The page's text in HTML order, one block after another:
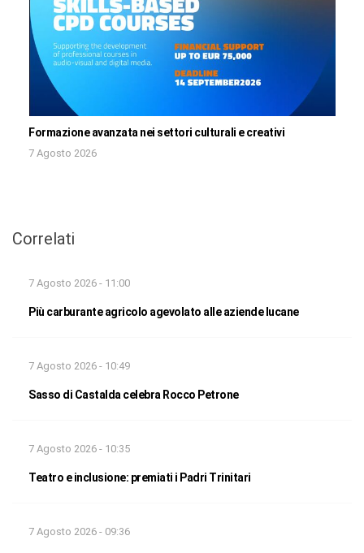
Formazione avanzata nei settori culturali e creativi
7 Agosto 2026
Correlati
7 Agosto 2026 - 11:00
Più carburante agricolo agevolato alle aziende lucane
7 Agosto 2026 - 10:49
Sasso di Castalda celebra Rocco Petrone
7 Agosto 2026 - 10:35
Teatro e inclusione: premiati i Padri Trinitari
7 Agosto 2026 - 09:36